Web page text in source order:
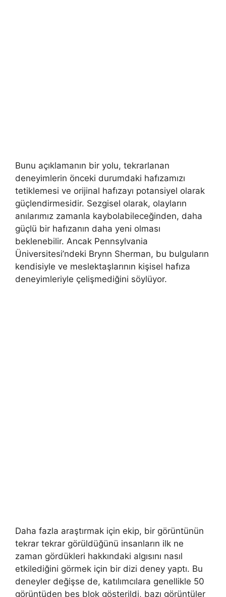
Bunu açıklamanın bir yolu, tekrarlanan
deneyimlerin önceki durumdaki hafızamızı
tetiklemesi ve orijinal hafızayı potansiyel olarak
güçlendirmesidir. Sezgisel olarak, olayların
anılarımız zamanla kaybolabileceğinden, daha
güçlü bir hafızanın daha yeni olması
beklenebilir. Ancak Pennsylvania
Üniversitesi’ndeki Brynn Sherman, bu bulguların
kendisiyle ve meslektaşlarının kişisel hafıza
deneyimleriyle çelişmediğini söylüyor.
Daha fazla araştırmak için ekip, bir görüntünün
tekrar tekrar görüldüğünü insanların ilk ne
zaman gördükleri hakkındaki algısını nasıl
etkilediğini görmek için bir dizi deney yaptı. Bu
deneyler değişse de, katılımcılara genellikle 50
görüntüden beş blok gösterildi, bazı görüntüler